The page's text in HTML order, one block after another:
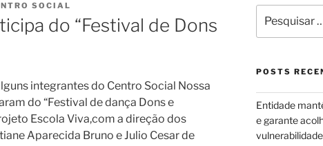
SOCIAL
do “Festival de Dons
integrantes do Centro Social Nossa
do “Festival de dança Dons e
Escola Viva,com a direção dos
Aparecida Bruno e Julio Cesar de
por:
POSTS
Entidade
e garante
vulnerabilidade